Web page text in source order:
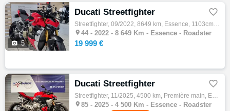
 5
Ducati Streetfighter 
Streetfighter, 09/2022, 8649 km, Essence, 1103cm³, Couleur rouge, 19999 € Equipements : Moto rare par son équipement : ligne AKRAPOVIC TITA…
 44 - 2022 - 8 649 Km - Essence - Roadster
19 999 €
Ducati Streetfighter 
Streetfighter, 11/2025, 4500 km, Première main, Essence, 890cm³, Couleur rouge, 13290 € Equipements : Support de plaque court ,1ère main,Ga…
 85 - 2025 - 4 500 Km - Essence - Roadster